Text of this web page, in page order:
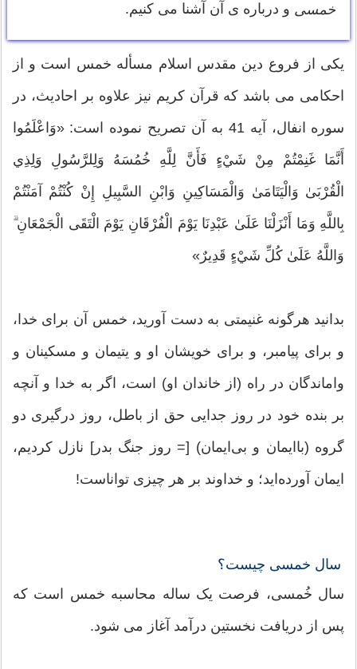
خمسی و درباره ی آن آشنا می کنیم.
یكی از فروع دین مقدس اسلام مسأله خمس است و از
احكامی می باشد كه قرآن كریم نیز علاوه بر احادیث، در
سوره انفال، آیه 41 به آن تصریح نموده است: «وَاعْلَمُوا
أَنَّمَا غَنِمْتُمْ مِنْ شَيْءٍ فَأَنَّ لِلَّهِ خُمُسَهُ وَلِلرَّسُولِ وَلِذِي
الْقُرْبَىٰ وَالْيَتَامَىٰ وَالْمَسَاكِينِ وَابْنِ السَّبِيلِ إِنْ كُنْتُمْ آمَنْتُمْ
بِاللَّهِ وَمَا أَنْزَلْنَا عَلَىٰ عَبْدِنَا يَوْمَ الْفُرْقَانِ يَوْمَ الْتَقَى الْجَمْعَانِ ۗ
وَاللَّهُ عَلَىٰ كُلِّ شَيْءٍ قَدِيرٌ»
بدانید هرگونه غنیمتی به دست آورید، خمس آن برای خدا،
و برای پیامبر، و برای خویشان او و یتیمان و مسکینان و
واماندگان در راه (از خاندان او) است، اگر به خدا و آنچه
بر بنده خود در روز جدایی حق از باطل، روز درگیری دو
گروه (باایمان و بی‌ایمان) [= روز جنگ بدر] نازل کردیم،
ایمان آورده‌اید؛ و خداوند بر هر چیزی تواناست!
سال خمسی چیست؟
سال خُمسی، فرصت یک ساله محاسبه خمس است که
پس از دریافت نخستین درآمد آغاز می شود.